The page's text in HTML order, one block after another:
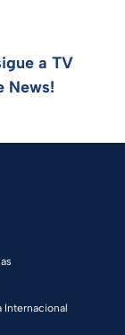
a TV
News!
Internacional